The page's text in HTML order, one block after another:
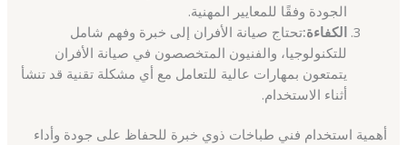
الجودة وفقًا للمعايير المهنية.
الكفاءة:تحتاج صيانة الأفران إلى خبرة وفهم شامل
للتكنولوجيا، والفنيون المتخصصون في صيانة الأفران
يتمتعون بمهارات عالية للتعامل مع أي مشكلة تقنية قد تنشأ
أثناء الاستخدام.
أهمية استخدام فني طباخات ذوي خبرة للحفاظ على جودة وأداء